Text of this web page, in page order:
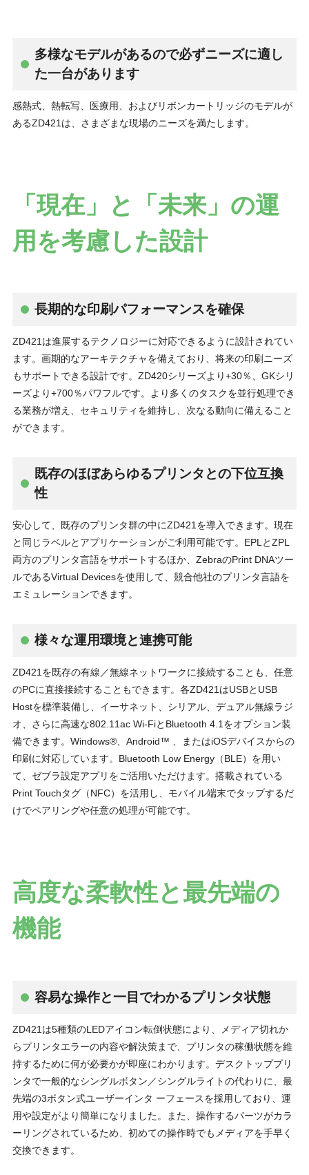
多様なモデルがあるので必ずニーズに適し
た一台があります
感熱式、熱転写、医療用、およびリボンカートリッジのモデルが
あるZD421は、さまざまな現場のニーズを満たします。
「現在」と「未来」の運
用を考慮した設計
長期的な印刷パフォーマンスを確保
ZD421は進展するテクノロジーに対応できるように設計されてい
ます。画期的なアーキテクチャを備えており、将来の印刷ニーズ
もサポートできる設計です。ZD420シリーズより+30％、GKシリ
ーズより+700％パワフルです。より多くのタスクを並行処理でき
る業務が増え、セキュリティを維持し、次なる動向に備えること
ができます。
既存のほぼあらゆるプリンタとの下位互換
性
安心して、既存のプリンタ群の中にZD421を導入できます。現在
と同じラベルとアプリケーションがご利用可能です。EPLとZPL
両方のプリンタ言語をサポートするほか、ZebraのPrint DNAツー
ルであるVirtual Devicesを使用して、競合他社のプリンタ言語を
エミュレーションできます。
様々な運用環境と連携可能
ZD421を既存の有線／無線ネットワークに接続することも、任意
のPCに直接接続することもできます。各ZD421はUSBとUSB
Hostを標準装備し、イーサネット、シリアル、デュアル無線ラジ
オ、さらに高速な802.11ac Wi-FiとBluetooth 4.1をオプション装
備できます。Windows®、Android™ 、またはiOSデバイスからの
印刷に対応しています。Bluetooth Low Energy（BLE）を用い
て、ゼブラ設定アプリをご活用いただけます。搭載されている
Print Touchタグ（NFC）を活用し、モバイル端末でタップするだ
けでペアリングや任意の処理が可能です。
高度な柔軟性と最先端の
機能
容易な操作と一目でわかるプリンタ状態
ZD421は5種類のLEDアイコン転倒状態により、メディア切れか
らプリンタエラーの内容や解決策まで、プリンタの稼働状態を維
持するために何が必要かが即座にわかります。デスクトッププリ
ンタで一般的なシングルボタン／シングルライトの代わりに、最
先端の3ボタン式ユーザーインタ ーフェースを採用しており、運
用や設定がより簡単になりました。また、操作するパーツがカラ
ーリングされているため、初めての操作時でもメディアを手早く
交換できます。